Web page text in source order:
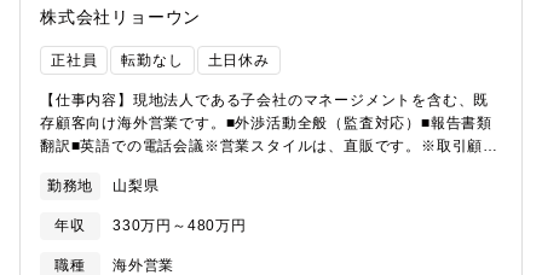
株式会社リョーウン
正社員 転勤なし 土日休み
【仕事内容】現地法人である子会社のマネージメントを含む、既
存顧客向け海外営業です。■外渉活動全般（監査対応）■報告書類
翻訳■英語での電話会議※営業スタイルは、直販です。※取引顧客
用加速器メーカーなど【就業環境】働き方改革を進めており、年
間休日も徐々に増え、仕事とプライベートの時間をしっかりと分
ける事が可能となります。株式会社ミラプログループとして、本
社近くの企業型保育施設、単身・世帯用の寮を利用可能な場合も
勤務地 山梨県
年収 330万円～480万円
職種
海外営業